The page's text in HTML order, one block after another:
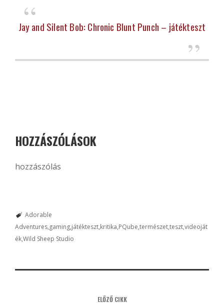
Jay and Silent Bob: Chronic Blunt Punch – játékteszt
HOZZÁSZÓLÁSOK
hozzászólás
Adorable
Adventures gaming játékteszt kritika PQube természettesztvideoját
ékWild Sheep Studio
ELŐZŐ CIKK